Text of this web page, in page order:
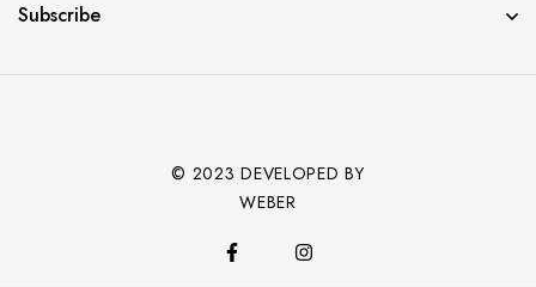
Subscribe
© 2023 DEVELOPED BY
WEBER